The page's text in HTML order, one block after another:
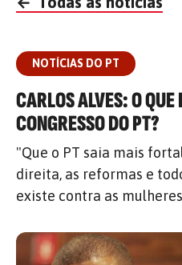
NOTÍCIAS DO PT
CARLOS ALVES: O QUE
CONGRESSO DO PT?
"Que o PT saia mais
direita, as reformas e
existe contra as